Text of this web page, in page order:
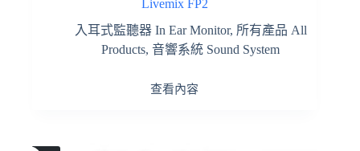
Livemix FP2
入耳式監聽器 In Ear Monitor, 所有產品 All
Products,音響系統 Sound System
查看內容